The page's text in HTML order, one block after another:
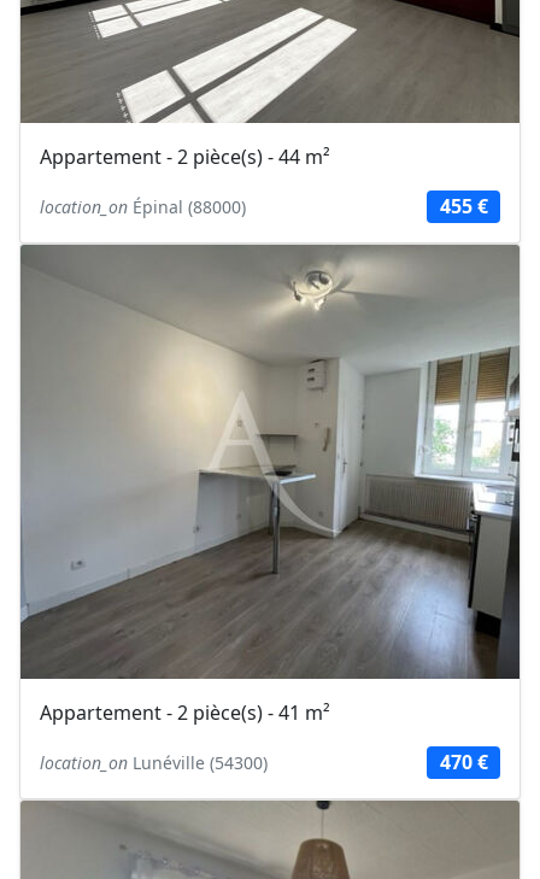
Appartement - 2 pièce(s) - 44 m²
location_on Épinal (88000) 455 €
Appartement - 2 pièce(s) - 41 m²
location_on Lunéville (54300) 470 €